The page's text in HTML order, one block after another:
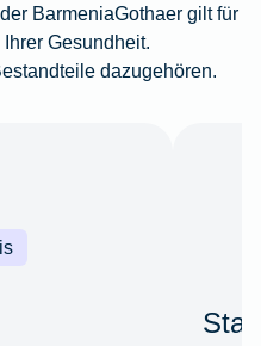
BarmeniaGothaer gilt für
Gesundheit.
dazugehören.